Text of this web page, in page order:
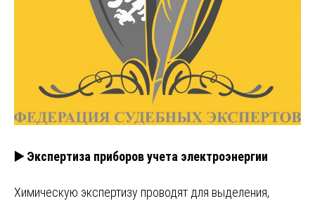
▶️ Экспертиза приборов учета электроэнергии
Химическую экспертизу проводят для выделения,